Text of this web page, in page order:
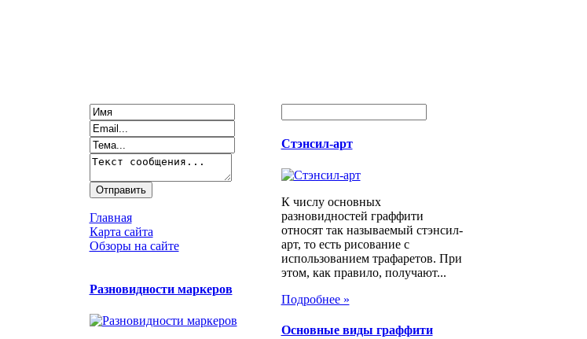
Главная
Карта сайта
Обзоры на сайте
Разновидности маркеров
Стэнсил-арт
К числу основных
разновидностей граффити
относят так называемый стэнсил-
арт, то есть рисование с
использованием трафаретов. При
этом, как правило, получают...
Подробнее »
Основные виды граффити